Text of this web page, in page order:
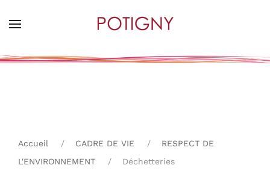
main
Accueil CADRE DE VIE
RESPECT DE
L'ENVIRONNEMENT
Déchetteries